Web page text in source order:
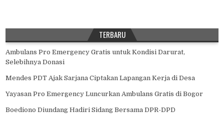
TERBARU
Ambulans Pro Emergency Gratis untuk Kondisi Darurat,
Selebihnya Donasi
Mendes PDT Ajak Sarjana Ciptakan Lapangan Kerja di Desa
Yayasan Pro Emergency Luncurkan Ambulans Gratis di Bogor
Boediono Diundang Hadiri Sidang Bersama DPR-DPD